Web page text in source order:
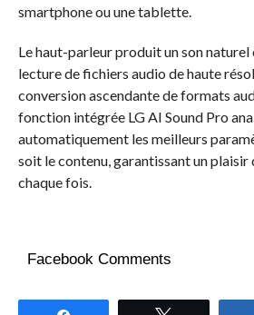
smartphone ou une tablette.
Le haut-parleur produit un son
lecture de fichiers audio de haute
conversion ascendante de formats
fonction intégrée LG AI Sound Pro
automatiquement les meilleurs
soit le contenu, garantissant un plaisir
chaque fois.
Facebook Comments